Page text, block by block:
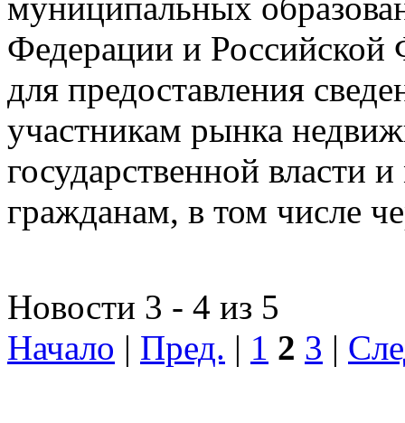
муниципальных
Федерации и Российской
для предоставления
участникам рынка
государственной власти
гражданам, в том числе
Новости 3 - 4 из 5
Начало | Пред. | 1 2 3 |